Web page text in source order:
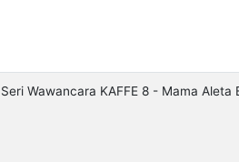
Seri Wawancara KAFFE 8 - Mama Aleta